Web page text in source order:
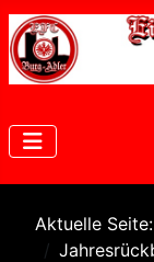
Aktuelle Seite: